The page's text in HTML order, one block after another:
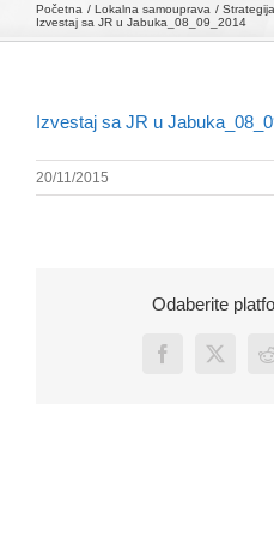
Početna Lokalna samouprava
Izvestaj sa JR u Jabuka_08_09_2014
Izvestaj sa JR u
20/11/2015
Odaberite
Facebook
X